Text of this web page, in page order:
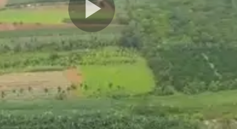
Play
Video